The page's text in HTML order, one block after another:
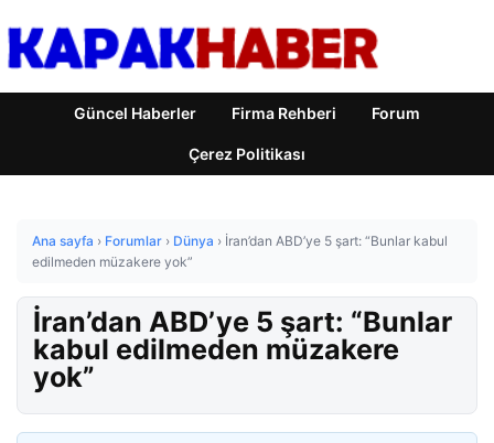
Güncel Haberler Firma Rehberi Forum
Çerez Politikası
Ana sayfa › Forumlar › Dünya › İran’dan ABD’ye 5 şart: “Bunlar kabul
edilmeden müzakere yok”
İran’dan ABD’ye 5 şart: “Bunlar
kabul edilmeden müzakere
yok”